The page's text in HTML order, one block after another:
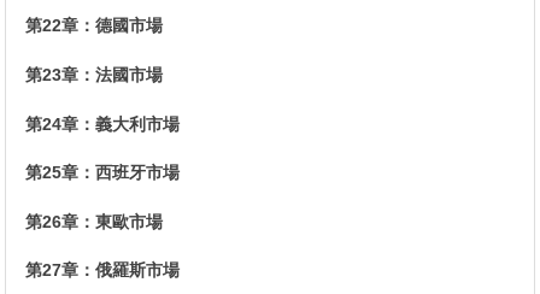
第22章：德國市場
第23章：法國市場
第24章：義大利市場
第25章：西班牙市場
第26章：東歐市場
第27章：俄羅斯市場